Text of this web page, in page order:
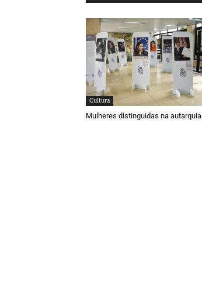
Cultura
Mulheres distinguidas na autarquia